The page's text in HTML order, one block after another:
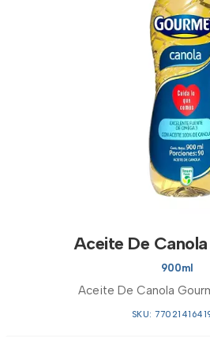
Aceite De
900ml
Aceite De Canola
SKU: